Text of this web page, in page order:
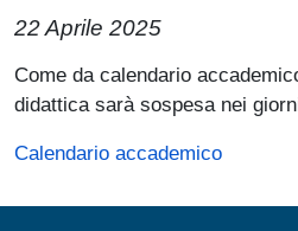
22 Aprile 2025
Paragrafo
Come da calendario
didattica sarà sospesa nei
Calendario accademico